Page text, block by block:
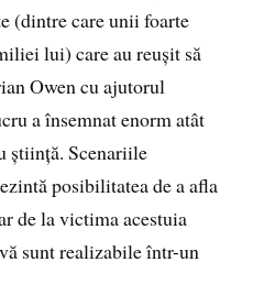
(dintre care unii foarte
lui) care au reușit să
Owen cu ajutorul
a însemnat enorm atât
știință. Scenariile
posibilitatea de a afla
de la victima acestuia
sunt realizabile într-un